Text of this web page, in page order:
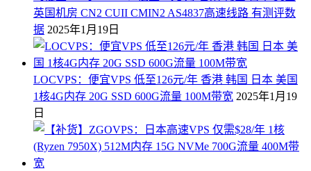
英国机房 CN2 CUII CMIN2 AS4837高速线路 有测评数
据 2025年1月19日
LOCVPS：便宜VPS 低至126元/年 香港 韩国 日本 美国
1核4G内存 20G SSD 600G流量 100M带宽 2025年1月19
日